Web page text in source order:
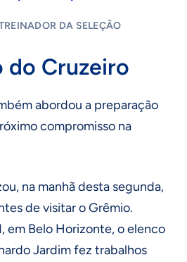
DA SELEÇÃO
do Cruzeiro
abordou a preparação
compromisso na
na manhã desta segunda,
de visitar o Grêmio.
em Belo Horizonte, o elenco
Jardim fez trabalhos